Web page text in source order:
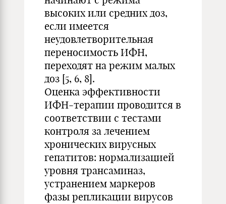
высоких или средних доз,
если имеется
неудовлетворительная
переносимость ИФН,
переходят на режим малых
доз [5, 6, 8].
Оценка эффективности
ИФН-терапии проводится в
соответствии с тестами
контроля за лечением
хронических вирусных
гепатитов: нормализацией
уровня трансаминаз,
устранением маркеров
фазы репликации вирусов